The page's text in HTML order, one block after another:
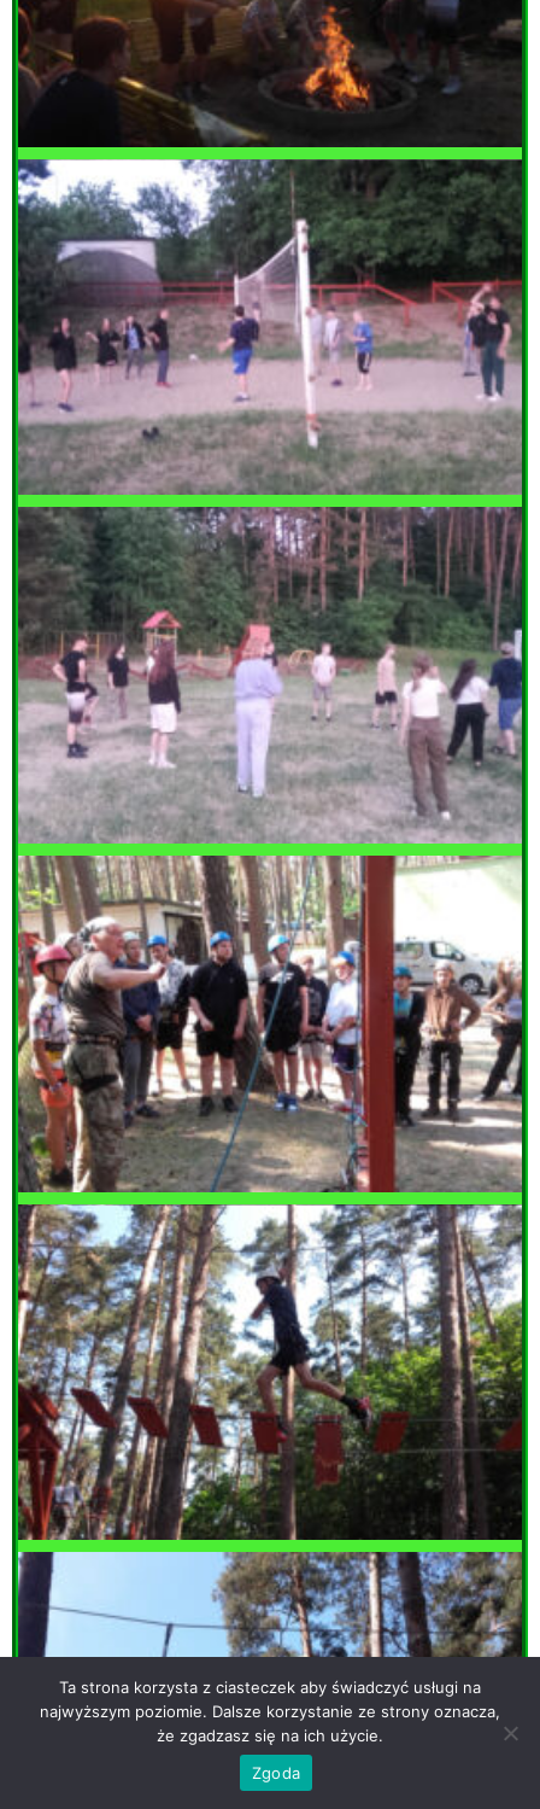
Ta strona korzysta z ciasteczek aby świadczyć usługi na
najwyższym poziomie. Dalsze korzystanie ze strony oznacza,
że zgadzasz się na ich użycie.
Zgoda